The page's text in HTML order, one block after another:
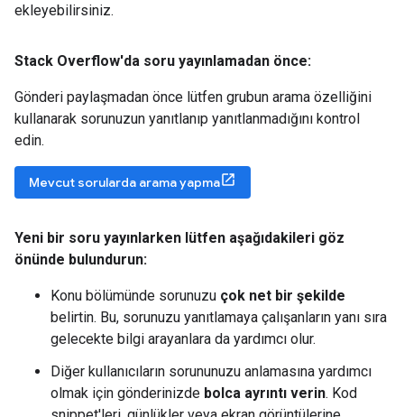
ekleyebilirsiniz.
Stack Overflow'da soru yayınlamadan önce:
Gönderi paylaşmadan önce lütfen grubun arama özelliğini
kullanarak sorunuzun yanıtlanıp yanıtlanmadığını kontrol
edin.
Mevcut sorularda arama yapma
Yeni bir soru yayınlarken lütfen aşağıdakileri göz
önünde bulundurun:
Konu bölümünde sorunuzu çok net bir şekilde
belirtin. Bu, sorunuzu yanıtlamaya çalışanların yanı sıra
gelecekte bilgi arayanlara da yardımcı olur.
Diğer kullanıcıların sorununuzu anlamasına yardımcı
olmak için gönderinizde bolca ayrıntı verin. Kod